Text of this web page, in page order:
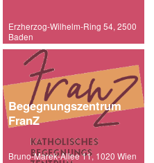
Erzherzog-Wilhelm-Ring 54, 2500
Baden
Begegnungszentrum
FranZ
Bruno-Marek-Allee 11, 1020 Wien